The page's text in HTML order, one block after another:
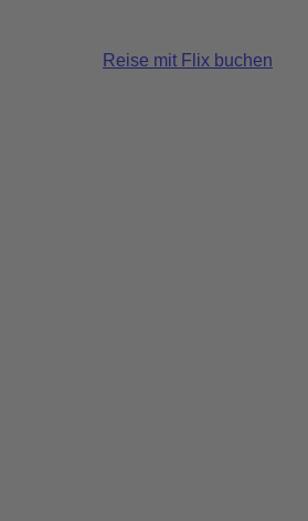
Reise mit Flix buchen